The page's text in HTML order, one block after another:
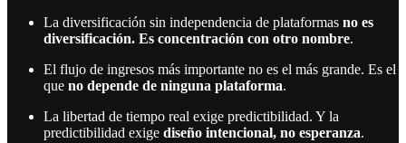
La diversificación sin independencia de plataformas no es
diversificación. Es concentración con otro nombre.
El flujo de ingresos más importante no es el más grande. Es el
que no depende de ninguna plataforma.
La libertad de tiempo real exige predictibilidad. Y la
predictibilidad exige diseño intencional, no esperanza.